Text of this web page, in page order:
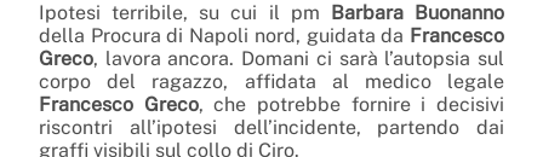
Ipotesi terribile, su cui il pm
Barbara Buonanno
della Procura di Napoli nord, guidata da Francesco
Greco, lavora ancora. Domani ci sarà l’autopsia sul
corpo del ragazzo, affidata al medico legale
Francesco Greco, che potrebbe fornire i decisivi
riscontri all’ipotesi dell’incidente, partendo dai
graffi visibili sul collo di Ciro.